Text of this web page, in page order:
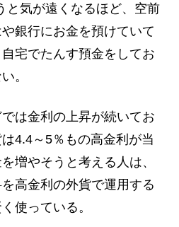
と気が遠くなるほど、空前
銀行にお金を預けていて
宅でたんす預金をしてお
。
は金利の上昇が続いてお
4.4～5％もの高金利が当
増やそうと考える人は、
高金利の外貨で運用する
使っている。